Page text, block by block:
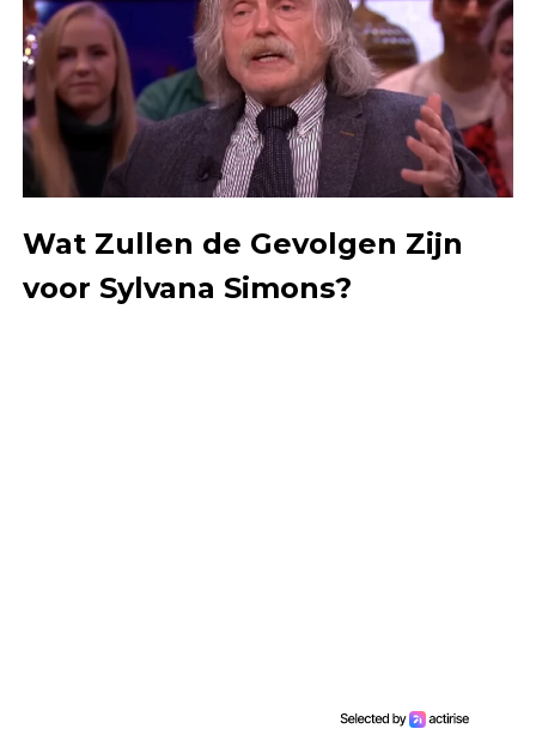
Wat Zullen de Gevolgen Zijn
voor Sylvana Simons?